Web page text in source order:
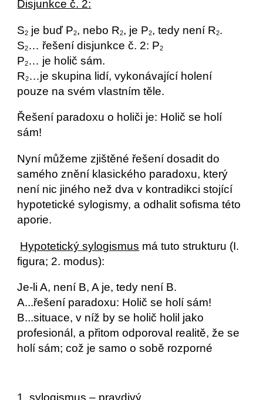
Disjunkce č. 2:
S2 je buď P2, nebo R2, je P2, tedy není R2.
S2… řešení disjunkce č. 2: P2
P2… je holič sám.
R2…je skupina lidí, vykonávající holení
pouze na svém vlastním těle.
Řešení paradoxu o holiči je: Holič se holí
sám!
Nyní můžeme zjištěné řešení dosadit do
samého znění klasického paradoxu, který
není nic jiného než dva v kontradikci stojící
hypotetické sylogismy, a odhalit sofisma této
aporie.
Hypotetický sylogismus má tuto strukturu (I.
figura; 2. modus):
Je-li A, není B, A je, tedy není B.
A...řešení paradoxu: Holič se holí sám!
B...situace, v níž by se holič holil jako
profesionál, a přitom odporoval realitě, že se
holí sám; což je samo o sobě rozporné
1. sylogismus – pravdivý